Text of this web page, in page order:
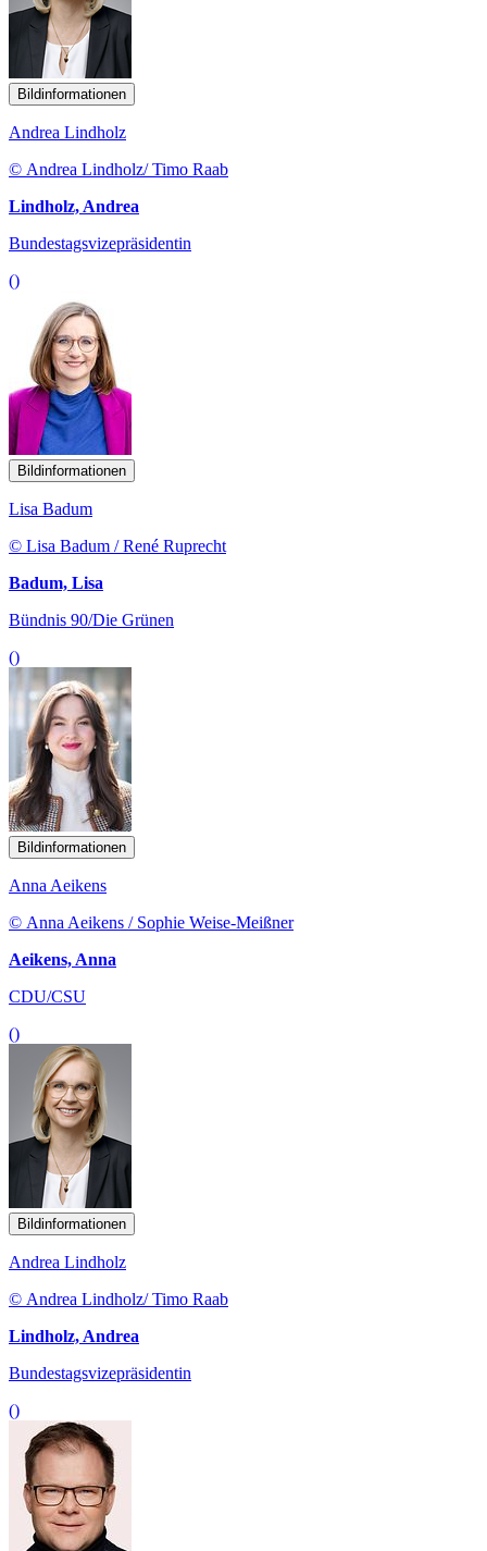
Bildinformationen
Andrea Lindholz
© Andrea Lindholz/ Timo Raab
Lindholz, Andrea
Bundestagsvizepräsidentin
()
Bildinformationen
Lisa Badum
© Lisa Badum / René Ruprecht
Badum, Lisa
Bündnis 90/Die Grünen
()
Bildinformationen
Anna Aeikens
© Anna Aeikens / Sophie Weise-Meißner
Aeikens, Anna
CDU/CSU
()
Bildinformationen
Andrea Lindholz
© Andrea Lindholz/ Timo Raab
Lindholz, Andrea
Bundestagsvizepräsidentin
()